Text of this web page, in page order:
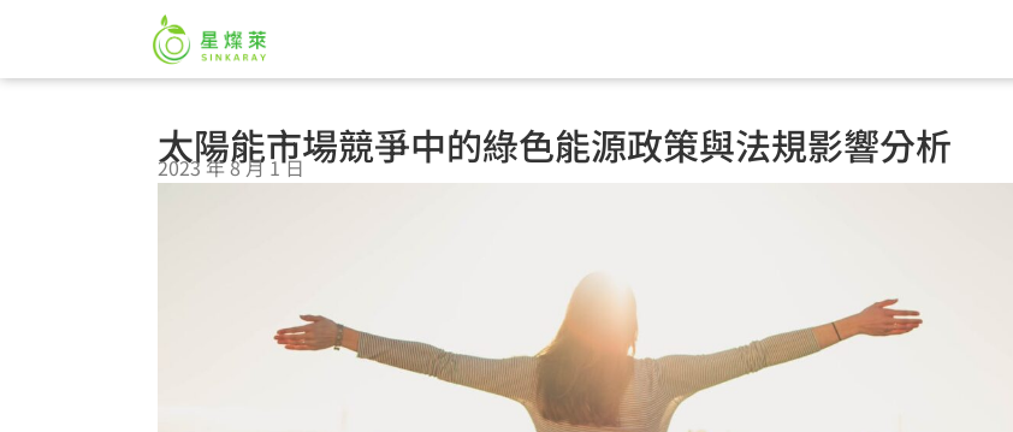
太陽能市場競爭中的綠色能源政策與法規影響分析
2023 年 8 月 1 日